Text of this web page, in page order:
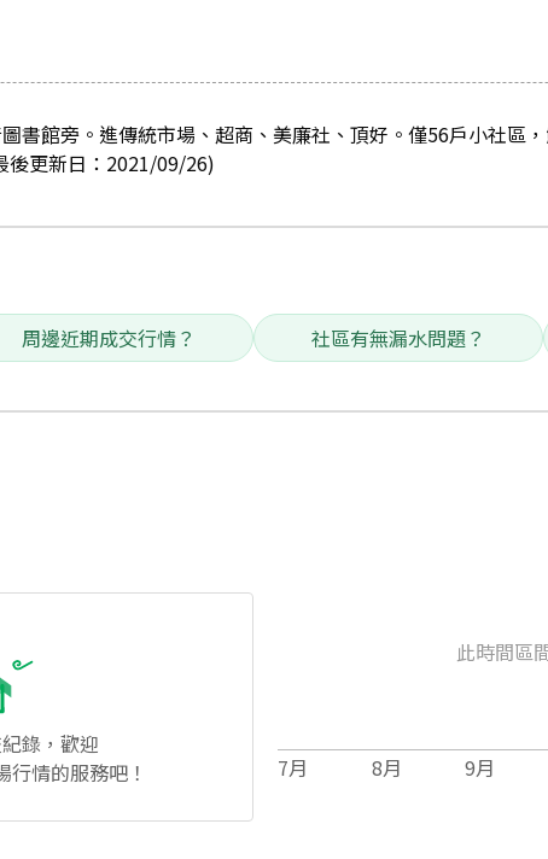
書館旁。進傳統市場、超商、美廉社、頂好。僅56戶小社區，
後更新日：2021/09/26)
周邊近期成交行情？ 社區有無漏水問題？
錄，歡迎
情的服務吧！
此時間區
7月 8月 9月